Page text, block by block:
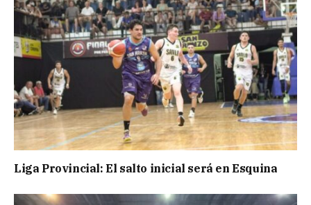
Liga Provincial: El salto inicial será en Esquina